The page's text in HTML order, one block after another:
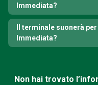
Immediata?
Il terminale suonerà
Immediata?
Non hai trovato